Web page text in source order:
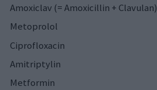
Amoxiclav (= Amoxicillin + Clavulan)
Metoprolol
Ciprofloxacin
Amitriptylin
Metformin